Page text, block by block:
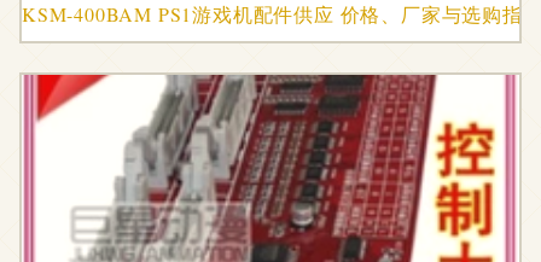
KSM-400BAM PS1游戏机配件供应 价格、厂家与选购指